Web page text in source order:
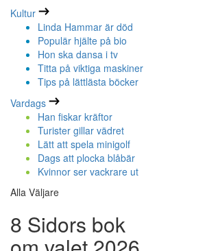
Kultur
Linda Hammar är död
Populär hjälte på bio
Hon ska dansa i tv
Titta på viktiga maskiner
Tips på lättlästa böcker
Vardags
Han fiskar kräftor
Turister gillar vädret
Lätt att spela minigolf
Dags att plocka blåbär
Kvinnor ser vackrare ut
Alla Väljare
8 Sidors bok